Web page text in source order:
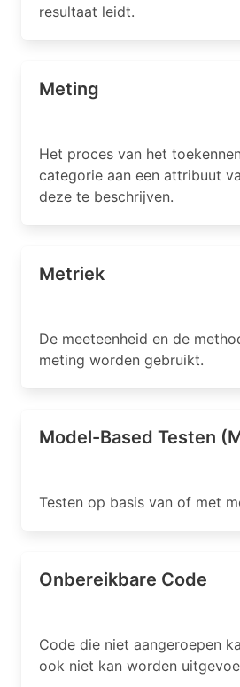
resultaat leidt.
Meting
Het proces van het
categorie aan een attribuut
deze te beschrijven.
Metriek
De meeteenheid en de
meting worden gebruikt.
Model-Based Testen
Testen op basis van of met
Onbereikbare Code
Code die niet aangeroepen
ook niet kan worden